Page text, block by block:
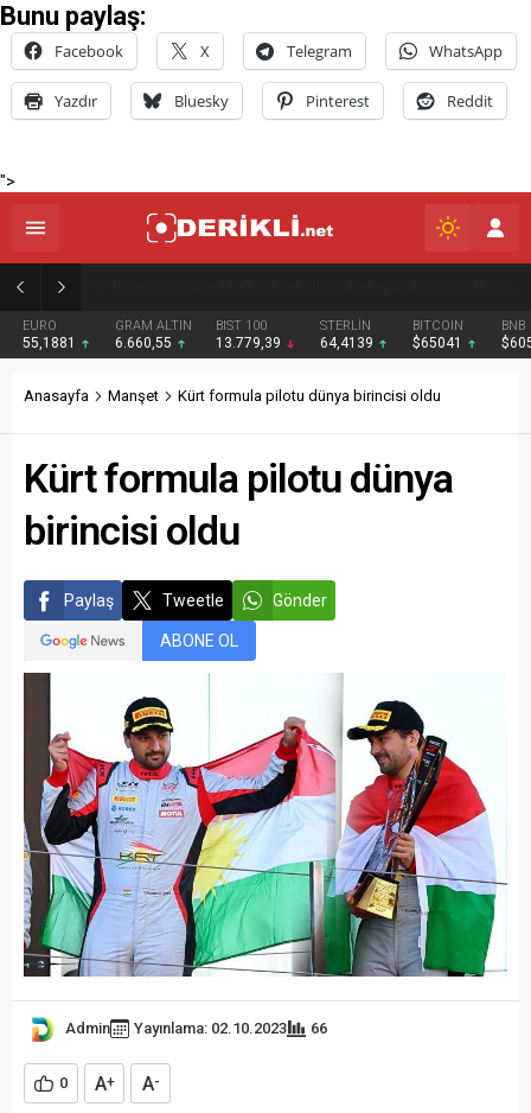
Bunu paylaş:
Facebook X Telegram WhatsApp
Yazdır Bluesky Pinterest Reddit
">
EURO
55,1881
GRAM ALTIN
6.660,55
BIST 100
13.779,39
STERLİN
64,4139
BITCOIN
$65041
BNB
Anasayfa Manşet Kürt formula pilotu dünya birincisi oldu
Kürt formula pilotu dünya
birincisi oldu
Paylaş Tweetle Gönder
ABONE OL
Admin Yayınlama: 02.10.2023 66
0 A+ A-